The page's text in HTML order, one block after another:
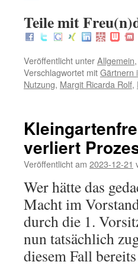
Teile mit
Veröffentlicht unterAllgemein,
Verschlagwortet mitGärtnern
Nutzung, Margit Ricarda Rolf,
verliert
Veröffentlicht am 2023-12-21
Wer hätte das
Macht im
durch die 1.
nun tatsächlich
diesem Fall